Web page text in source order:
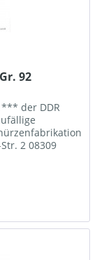
92
*** der DDR
2 08309